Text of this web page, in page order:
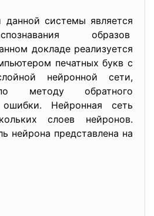
данной системы является
образов
докладе реализуется
печатных букв с
нейронной сети,
методу обратного
ошибки. Нейронная сеть
слоев нейронов.
нейрона представлена на